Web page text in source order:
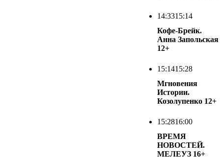
14:3315:14
Кофе-Брейк.
Анна Запольская
12+
15:1415:28
Мгновения
Истории.
Козолупенко 12+
15:2816:00
ВРЕМЯ
НОВОСТЕЙ.
МЕЛЕУЗ 16+